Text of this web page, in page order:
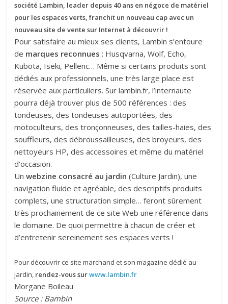
société Lambin, leader depuis 40 ans en négoce de matériel
pour les espaces verts, franchit un nouveau cap avec un
nouveau site de vente sur Internet à découvrir !
Pour satisfaire au mieux ses clients, Lambin s’entoure
de marques reconnues : Husqvarna, Wolf, Echo,
Kubota, Iseki, Pellenc… Même si certains produits sont
dédiés aux professionnels, une très large place est
réservée aux particuliers. Sur lambin.fr, l’internaute
pourra déjà trouver plus de 500 références : des
tondeuses, des tondeuses autoportées, des
motoculteurs, des tronçonneuses, des tailles-haies, des
souffleurs, des débroussailleuses, des broyeurs, des
nettoyeurs HP, des accessoires et même du matériel
d’occasion.
Unwebzine consacré au jardin(Culture Jardin), une
navigation fluide et agréable, des descriptifs produits
complets, une structuration simple… feront sûrement
très prochainement de ce site Web une référence dans
le domaine. De quoi permettre à chacun de créer et
d’entretenir sereinement ses espaces verts !
Pour découvrir ce site marchand et son magazine dédié au
jardin, rendez-vous surwww.lambin.fr
Morgane Boileau
Source : Bambin